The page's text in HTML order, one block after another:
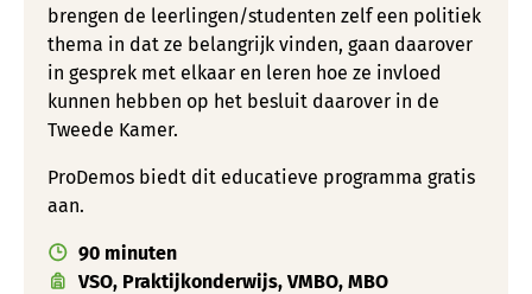
brengen de leerlingen/studenten zelf een politiek
thema in dat ze belangrijk vinden, gaan daarover
in gesprek met elkaar en leren hoe ze invloed
kunnen hebben op het besluit daarover in de
Tweede Kamer.
ProDemos biedt dit educatieve programma gratis
aan.
90 minuten
VSO, Praktijkonderwijs, VMBO, MBO